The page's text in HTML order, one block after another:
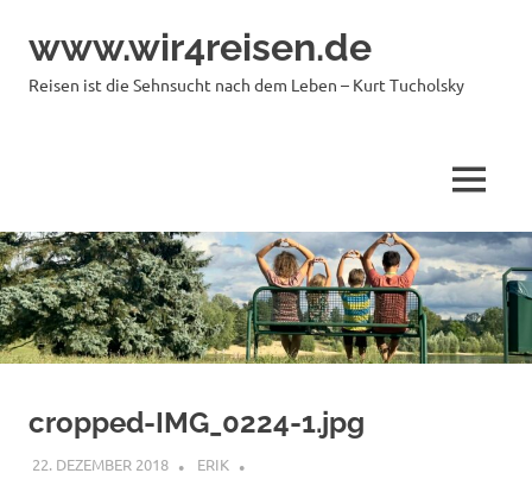
Inhaltwww.wir4reisen.de
Reisen ist die Sehnsucht nach dem Leben – Kurt Tucholsky
MENÜ
cropped-IMG_0224-1.jpg
22. DEZEMBER 2018 ERIK